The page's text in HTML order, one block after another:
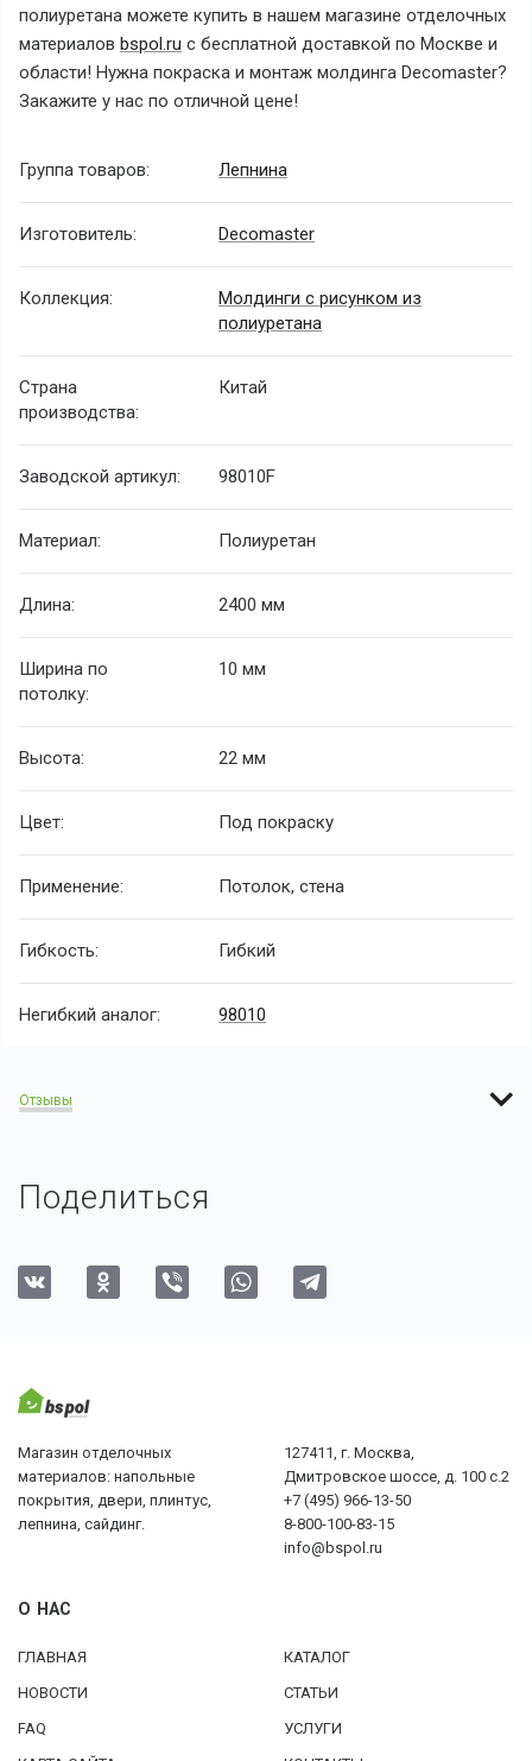
полиуретана можете купить в нашем магазине отделочных
материалов bspol.ru с бесплатной доставкой по Москве и
области! Нужна покраска и монтаж молдинга Decomaster?
Закажите у нас по отличной цене!
Группа товаров: Лепнина
Изготовитель: Decomaster
Коллекция:
Молдинги с рисунком из
полиуретана
Страна
производства:
Китай
Заводской артикул: 98010F
Материал: Полиуретан
Длина: 2400 мм
Ширина по
потолку:
10 мм
Высота: 22 мм
Цвет: Под покраску
Применение: Потолок, стена
Гибкость: Гибкий
Негибкий аналог: 98010
Отзывы
Поделиться
Магазин отделочных
материалов: напольные
покрытия, двери, плинтус,
лепнина, сайдинг.
127411, г. Москва,
Дмитровское шоссе, д. 100 с.2
+7 (495) 966-13-50
8-800-100-83-15
info@bspol.ru
О НАС
ГЛАВНАЯ
КАТАЛОГ
НОВОСТИ
СТАТЬИ
FAQ
УСЛУГИ